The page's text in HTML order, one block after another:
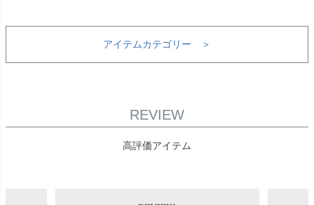
アイテムカテゴリー ＞
REVIEW
高評価アイテム